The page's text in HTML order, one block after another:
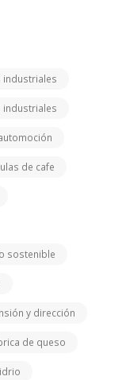
de cafe
sostenible
y dirección
de queso